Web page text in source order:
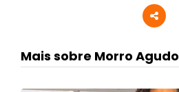
Mais sobre Morro Agudo